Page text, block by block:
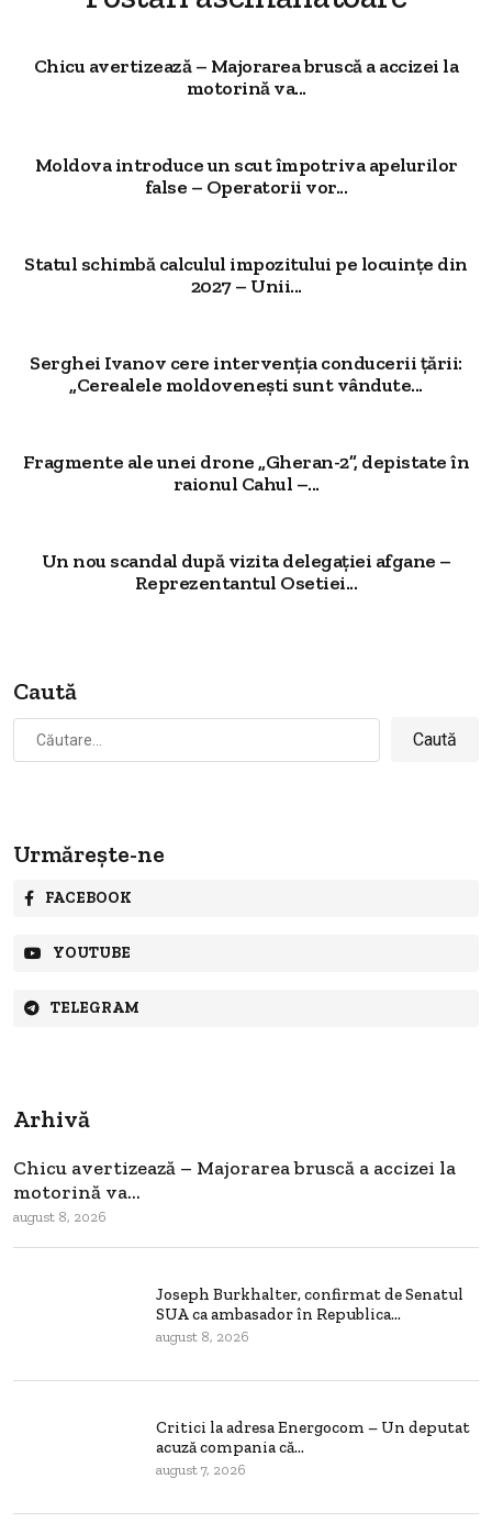
Chicu avertizează – Majorarea bruscă a accizei la
motorină va...
Moldova introduce un scut împotriva apelurilor
false – Operatorii vor...
Statul schimbă calculul impozitului pe locuințe din
2027 – Unii...
Serghei Ivanov cere intervenția conducerii țării:
„Cerealele moldovenești sunt vândute...
Fragmente ale unei drone „Gheran-2”, depistate în
raionul Cahul –...
Un nou scandal după vizita delegației afgane –
Reprezentantul Osetiei...
Caută
Caută
după:
Urmărește-ne
FACEBOOK
YOUTUBE
TELEGRAM
Arhivă
Chicu avertizează – Majorarea bruscă a accizei la
motorină va...
august 8, 2026
Joseph Burkhalter, confirmat de Senatul
SUA ca ambasador în Republica...
august 8, 2026
Critici la adresa Energocom – Un deputat
acuză compania că...
august 7, 2026